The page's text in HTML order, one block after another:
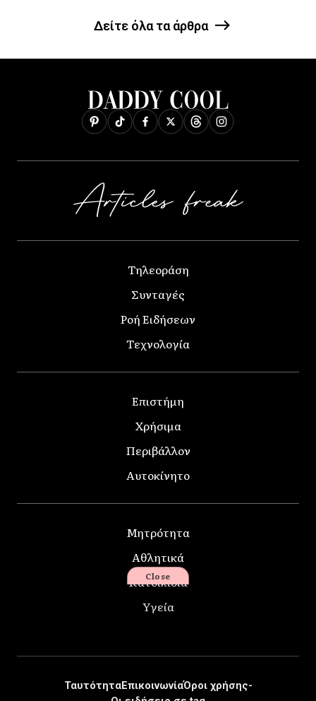
Δείτε όλα τα άρθρα
Τηλεοράση
Συνταγές
Ροή Ειδήσεων
Τεχνολογία
Επιστήμη
Χρήσιμα
Περιβάλλον
Αυτοκίνητο
Μητρότητα
Αθλητικά
Κατοικίδια
Υγεία
ΤαυτότηταΕπικοινωνίαΌροι χρήσης-
Close